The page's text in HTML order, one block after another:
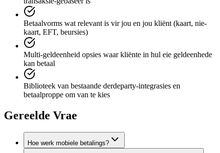
Betaalvorms wat relevant is vir jou en jou kliënt (kaart, nie-
kaart, EFT, beursies)
Multi-geldeenheid opsies waar kliënte in hul eie geldeenhede
kan betaal
Biblioteek van bestaande derdeparty-integrasies en
betaalproppe om van te kies
Gereelde Vrae
Hoe werk mobiele betalings?